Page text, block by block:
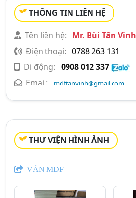
THÔNG TIN LIÊN HỆ
Tên liên hệ:
Mr. Bùi Tấn Vinh
Điện thoại: 0788 263 131
Di động: 0908 012 337
Email:
mdftanvinh@gmail.com
THƯ VIỆN HÌNH ẢNH
VÁN MDF